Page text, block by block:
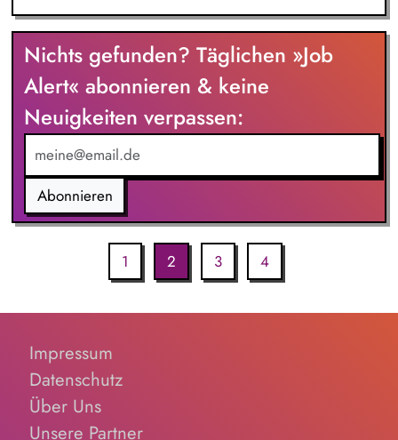
Nichts gefunden? Täglichen »Job
Alert« abonnieren & keine
Neuigkeiten verpassen:
Abonnieren
1 2 3 4
Impressum
Datenschutz
Über Uns
Unsere Partner